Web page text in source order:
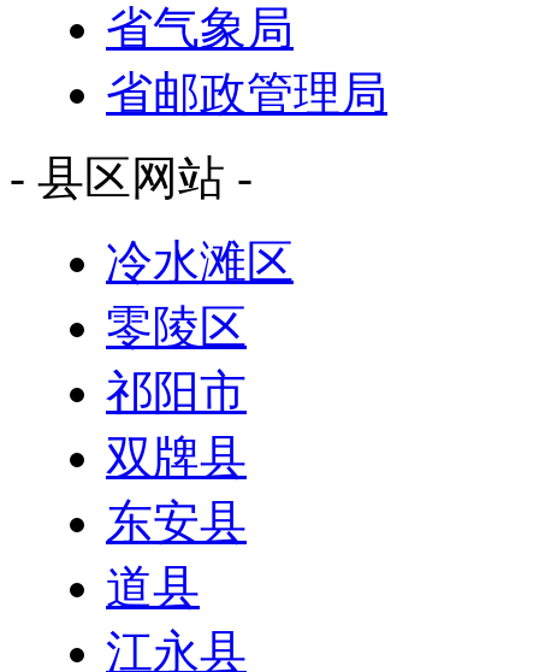
省气象局
省邮政管理局
- 县区网站 -
冷水滩区
零陵区
祁阳市
双牌县
东安县
道县
江永县